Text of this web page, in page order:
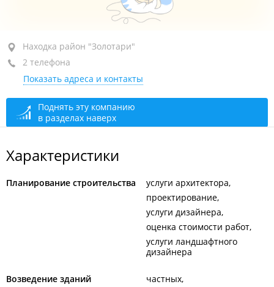
Находка, район "Золотари", ул. Золотая, 10
+7 914 074-50-81
+7 914 665-14-48
открыто: 09:00–18:00
Находка район "Золотари"
2 телефона
Показать адреса и контакты
Поднять эту компанию
в разделах наверх
Характеристики
Планирование строительства
услуги архитектора
проектирование
услуги дизайнера
оценка стоимости работ
услуги ландшафтного
дизайнера
Возведение зданий
частных